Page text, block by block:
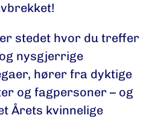
stedet hvor du treffer
nysgjerrige
hører fra dyktige
og fagpersoner – og
Årets kvinnelige